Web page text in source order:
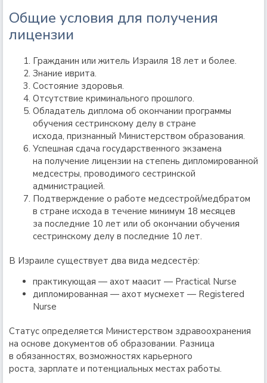
Общие условия для получения
лицензии
Гражданин или житель Израиля 18 лет и более.
Знание иврита.
Состояние здоровья.
Отсутствие криминального прошлого.
Обладатель диплома об окончании программы
обучения сестринскому делу в стране
исхода, признанный Министерством образования.
Успешная сдача государственного экзамена
на получение лицензии на степень дипломированной
медсестры, проводимого сестринской
администрацией.
Подтверждение о работе медсестрой/медбратом
в стране исхода в течение минимум 18 месяцев
за последние 10 лет или об окончании обучения
сестринскому делу в последние 10 лет.
В Израиле существует два вида медсестёр:
практикующая — ахот маасит — Practical Nurse
дипломированная — ахот мусмехет — Registered
Nurse
Статус определяется Министерством здравоохранения
на основе документов об образовании. Разница
в обязанностях, возможностях карьерного
роста, зарплате и потенциальных местах работы.